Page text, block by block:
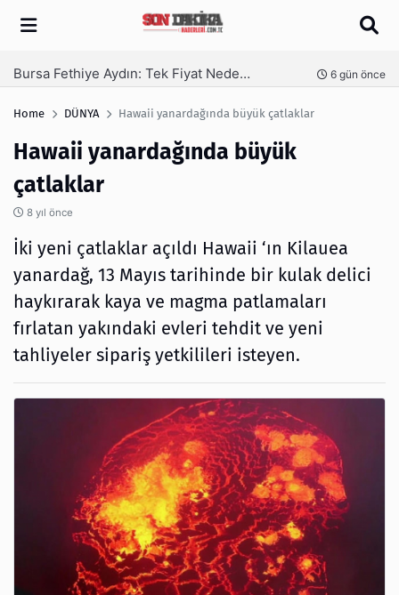
Arama
SEO Hizmeti Alırken Kandırılmamak İçin Bilinmesi Gerekenler 1 hafta önce
Home DÜNYA Hawaii yanardağında büyük çatlaklar
Hawaii yanardağında büyük
çatlaklar
8 yıl önce
İki yeni çatlaklar açıldı Hawaii ‘ın Kilauea
yanardağ, 13 Mayıs tarihinde bir kulak delici
haykırarak kaya ve magma patlamaları
fırlatan yakındaki evleri tehdit ve yeni
tahliyeler sipariş yetkilileri isteyen.